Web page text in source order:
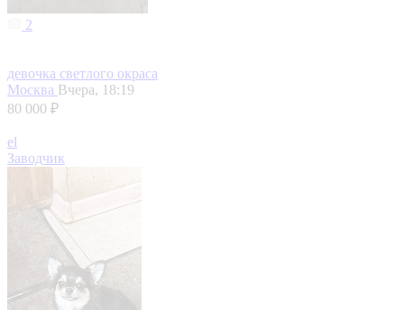
2
девочка светлого окраса
Москва Вчера, 18:19
80 000 ₽
el
Заводчик